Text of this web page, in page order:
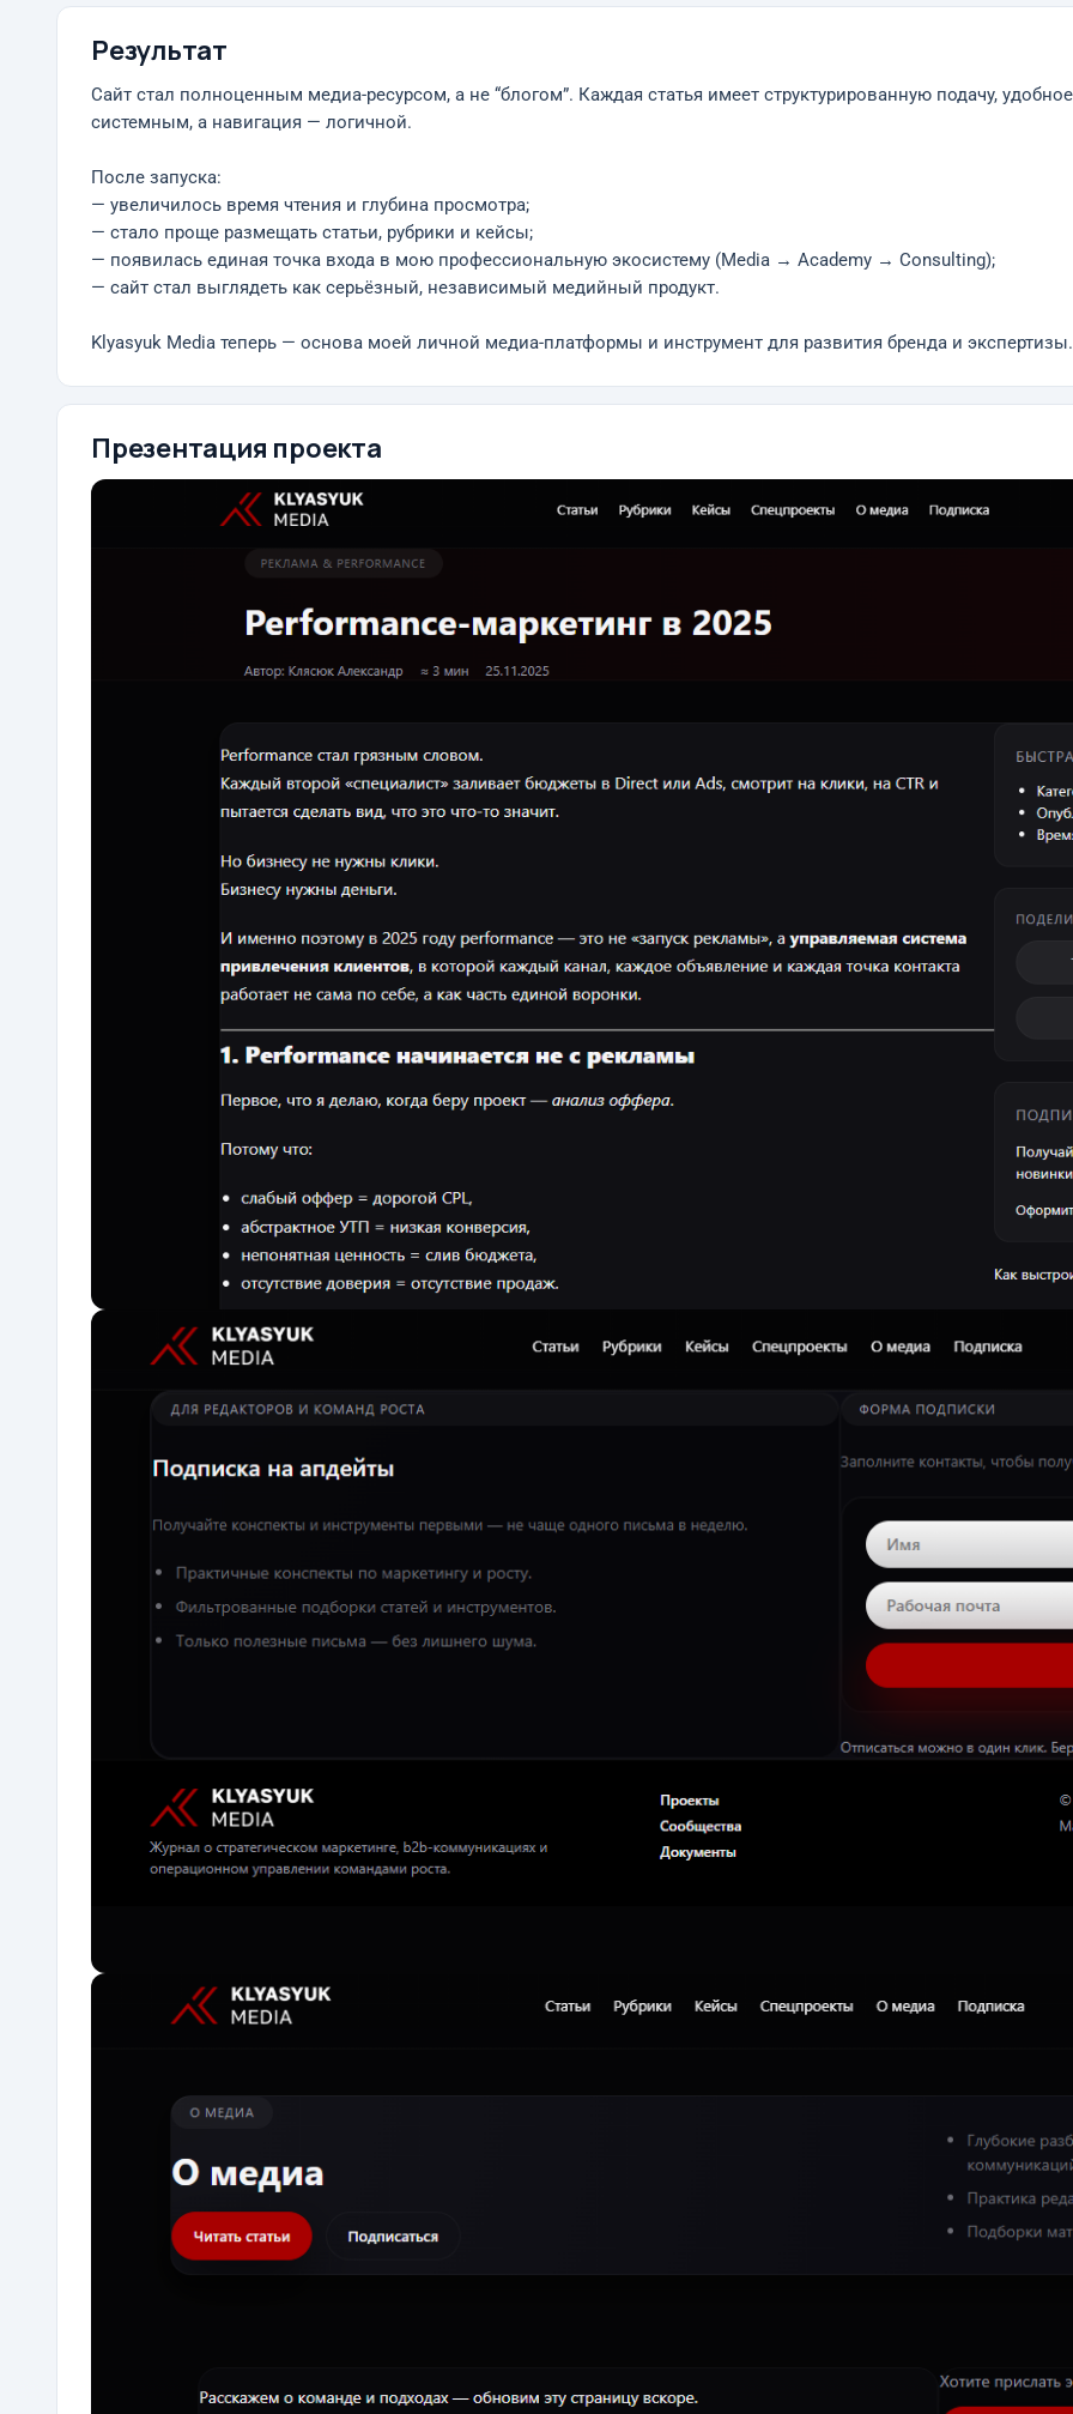
Результат
Сайт стал полноценным медиа-ресурсом, а не “блогом”. Каждая статья имеет структурированную подачу,
системным, а навигация — логичной.
После запуска:
— увеличилось время чтения и глубина просмотра;
— стало проще размещать статьи, рубрики и кейсы;
— появилась единая точка входа в мою профессиональную экосистему (Media → Academy → Consulting);
— сайт стал выглядеть как серьёзный, независимый медийный продукт.
Klyasyuk Media теперь — основа моей личной медиа-платформы и инструмент для развития бренда и экспертизы.
Презентация проекта